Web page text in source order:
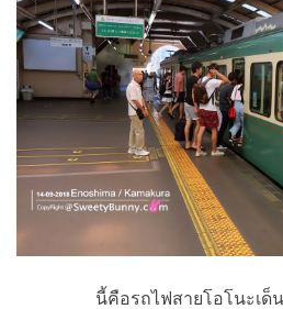
นี้คือรถไฟสายโอโนะเด็